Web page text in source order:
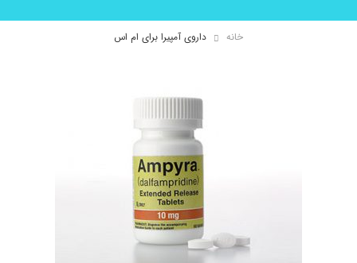
خانه داروی آمپیرا برای ام اس